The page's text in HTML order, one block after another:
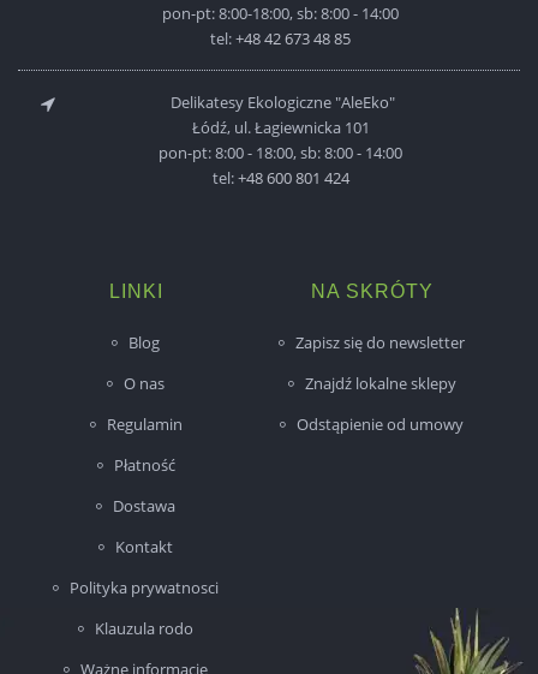
pon-pt: 8:00-18:00, sb: 8:00 - 14:00
tel:+48 42 673 48 85
Delikatesy Ekologiczne "AleEko"
Łódź, ul. Łagiewnicka 101
pon-pt: 8:00 - 18:00, sb: 8:00 - 14:00
tel:+48 600 801 424
LINKI
Blog
O nas
Regulamin
Płatność
Dostawa
Kontakt
Polityka prywatnosci
Klauzula rodo
Ważne informacje
NA SKRÓTY
Zapisz się do newsletter
Znajdź lokalne sklepy
Odstąpienie od umowy